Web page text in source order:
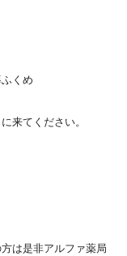
くめ
来てください。
は是非アルファ薬局